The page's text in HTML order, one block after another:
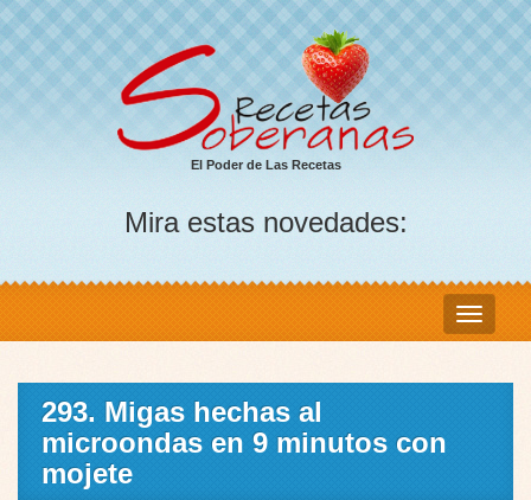
El Poder de Las Recetas
Mira estas novedades:
293. Migas hechas al
microondas en 9 minutos con
mojete